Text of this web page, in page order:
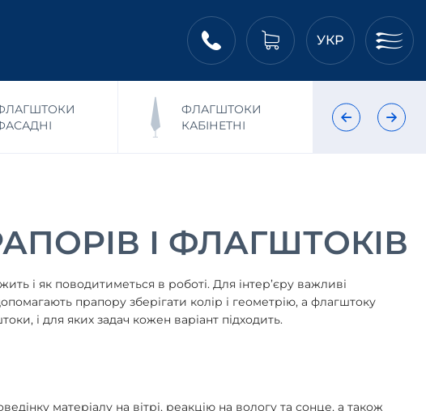
УКР
ФЛАГШТОКИ
КАБІНЕТНІ
І ФЛАГШТОКІВ
і як поводитиметься в роботі. Для інтер’єру важливі
прапору зберігати колір і геометрію, а флагштоку
і для яких задач кожен варіант підходить.
матеріалу на вітрі, реакцію на вологу та сонце, а також